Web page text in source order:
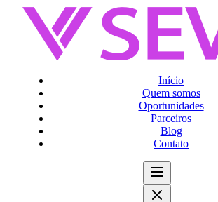
Início
Quem somos
Oportunidades
Parceiros
Blog
Contato